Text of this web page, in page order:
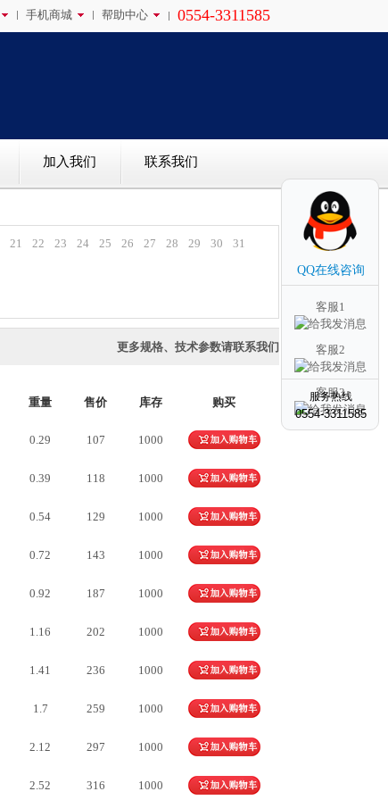
手机商城 帮助中心 0554-3311585
加入我们 联系我们
21 22 23 24 25 26 27 28 29 30
31
更多规格、技术参数请联系我们
重量 售价 库存 购买
0.29 107 1000
0.39 118 1000
0.54 129 1000
0.72 143 1000
0.92 187 1000
1.16 202 1000
1.41 236 1000
1.7 259 1000
2.12 297 1000
2.52 316 1000
QQ在线咨询
客服1
客服2
客服3
服务热线
0554-3311585